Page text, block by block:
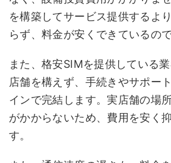
を構築してサービス提供するよ
らず、料金が安くできているので
また、格安SIMを提供している
店舗を構えず、手続きやサポー
インで完結します。実店舗の場
がかからないため、費用を安く
す。